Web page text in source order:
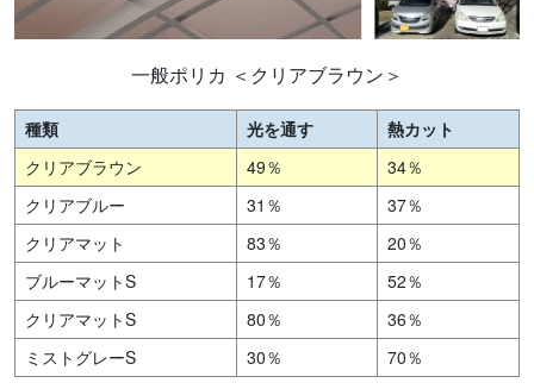
一般ポリカ ＜クリアブラウン＞
種類 光を通す
熱カット
クリアブラウン
49％
34％
クリアブルー
31％
37％
クリアマット
83％
20％
ブルーマットS
17％
52％
クリアマットS
80％
36％
ミストグレーS
30％ 70％